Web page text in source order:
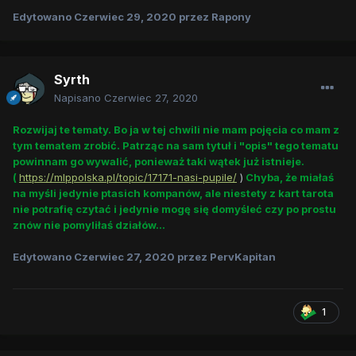
Edytowano Czerwiec 29, 2020 przez Rapony
Syrth
Napisano Czerwiec 27, 2020
Rozwijaj te tematy. Bo ja w tej chwili nie mam pojęcia co mam z
tym tematem zrobić. Patrząc na sam tytuł i "opis" tego tematu
powinnam go wywalić, ponieważ taki wątek już istnieje.
(https://mlppolska.pl/topic/17171-nasi-pupile/ ) Chyba, że miałaś
na myśli jedynie ptasich kompanów, ale niestety z kart tarota
nie potrafię czytać i jedynie mogę się domyśleć czy po prostu
znów nie pomyliłaś działów...
Edytowano Czerwiec 27, 2020 przez PervKapitan
1